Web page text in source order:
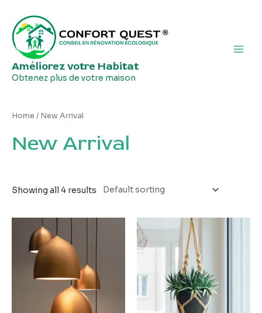
contenu
Améliorez votre Habitat
Obtenez plus de votre maison
Home / New Arrival
New Arrival
Showing all 4 results